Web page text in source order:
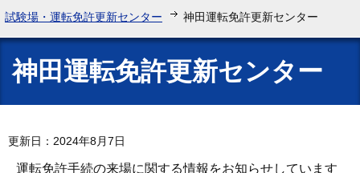
試験場・運転免許更新センター 神田運転免許更新センター
神田運転免許更新センター
更新日：2024年8月7日
運転免許手続の来場に関する情報をお知らせしています